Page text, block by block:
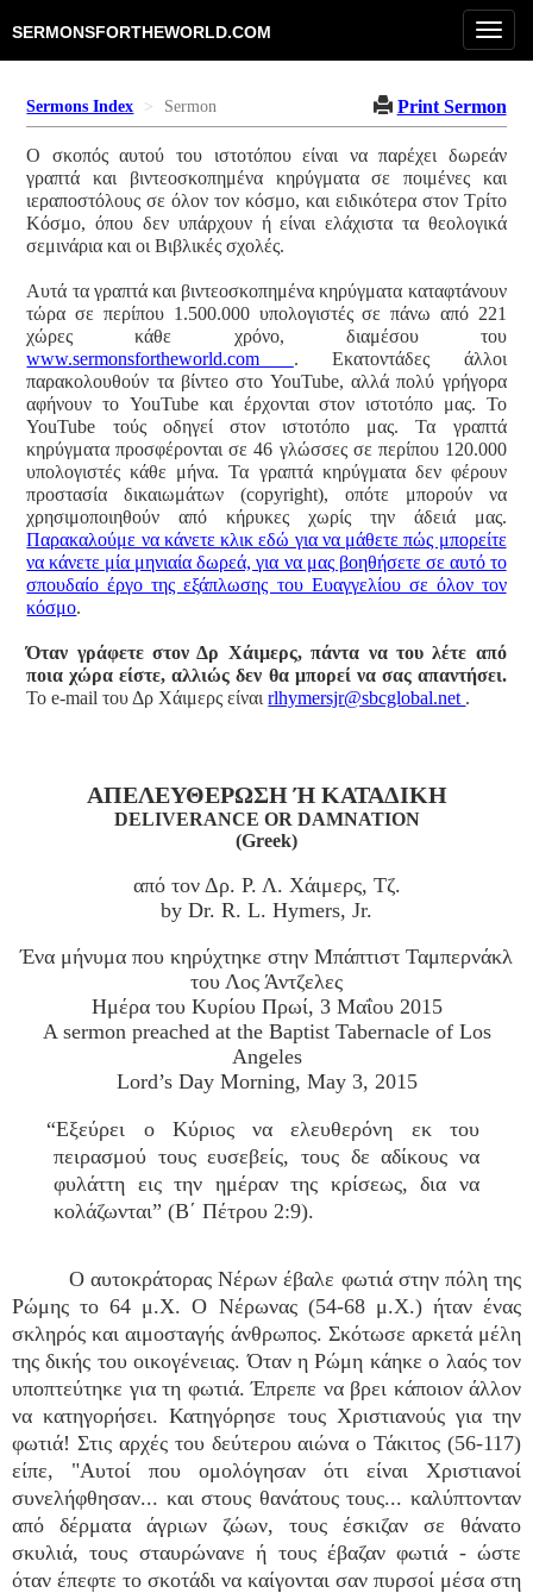
SERMONSFORTHEWORLD.COM
Sermons Index Sermon Print Sermon
Ο σκοπός αυτού του ιστοτόπου είναι να παρέχει δωρεάν
γραπτά και βιντεοσκοπημένα κηρύγματα σε ποιμένες και
ιεραποστόλους σε όλον τον κόσμο, και ειδικότερα στον Τρίτο
Κόσμο, όπου δεν υπάρχουν ή είναι ελάχιστα τα θεολογικά
σεμινάρια και οι Βιβλικές σχολές.
Αυτά τα γραπτά και βιντεοσκοπημένα κηρύγματα καταφτάνουν
τώρα σε περίπου 1.500.000 υπολογιστές σε πάνω από 221
χώρες κάθε χρόνο, διαμέσου του
www.sermonsfortheworld.com . Εκατοντάδες άλλοι
παρακολουθούν τα βίντεο στο YouTube, αλλά πολύ γρήγορα
αφήνουν το YouTube και έρχονται στον ιστοτόπο μας. Το
YouTube τούς οδηγεί στον ιστοτόπο μας. Τα γραπτά
κηρύγματα προσφέρονται σε 46 γλώσσες σε περίπου 120.000
υπολογιστές κάθε μήνα. Τα γραπτά κηρύγματα δεν φέρουν
προστασία δικαιωμάτων (copyright), οπότε μπορούν να
χρησιμοποιηθούν από κήρυκες χωρίς την άδειά μας.
Παρακαλούμε να κάνετε κλικ εδώ για να μάθετε πώς μπορείτε
να κάνετε μία μηνιαία δωρεά, για να μας βοηθήσετε σε αυτό το
σπουδαίο έργο της εξάπλωσης του Ευαγγελίου σε όλον τον
κόσμο.
Όταν γράφετε στον Δρ Χάιμερς, πάντα να του λέτε από
ποια χώρα είστε, αλλιώς δεν θα μπορεί να σας απαντήσει.
Το e-mail του Δρ Χάιμερς είναιrlhymersjr@sbcglobal.net .
ΑΠΕΛΕΥΘΕΡΩΣΗ Ή ΚΑΤΑΔΙΚΗ
DELIVERANCE OR DAMNATION
(Greek)
από τον Δρ. Ρ. Λ. Χάιμερς, Τζ.
by Dr. R. L. Hymers, Jr.
Ένα μήνυμα που κηρύχτηκε στην Μπάπτιστ Ταμπερνάκλ
του Λος Άντζελες
Ημέρα του Κυρίου Πρωί, 3 Μαΐου 2015
A sermon preached at the Baptist Tabernacle of Los
Angeles
Lord’s Day Morning, May 3, 2015
“Εξεύρει ο Κύριος να ελευθερόνη εκ του
πειρασμού τους ευσεβείς, τους δε αδίκους να
φυλάττη εις την ημέραν της κρίσεως, δια να
κολάζωνται” (Β΄ Πέτρου 2:9).
Ο αυτοκράτορας Νέρων έβαλε φωτιά στην πόλη της
Ρώμης το 64 μ.Χ. Ο Νέρωνας (54-68 μ.Χ.) ήταν ένας
σκληρός και αιμοσταγής άνθρωπος. Σκότωσε αρκετά μέλη
της δικής του οικογένειας. Όταν η Ρώμη κάηκε ο λαός τον
υποπτεύτηκε για τη φωτιά. Έπρεπε να βρει κάποιον άλλον
να κατηγορήσει. Κατηγόρησε τους Χριστιανούς για την
φωτιά! Στις αρχές του δεύτερου αιώνα ο Τάκιτος (56-117)
είπε, "Αυτοί που ομολόγησαν ότι είναι Χριστιανοί
συνελήφθησαν... και στους θανάτους τους... καλύπτονταν
από δέρματα άγριων ζώων, τους έσκιζαν σε θάνατο
σκυλιά, τους σταυρώνανε ή τους έβαζαν φωτιά - ώστε
όταν έπεφτε το σκοτάδι να καίγονται σαν πυρσοί μέσα στη